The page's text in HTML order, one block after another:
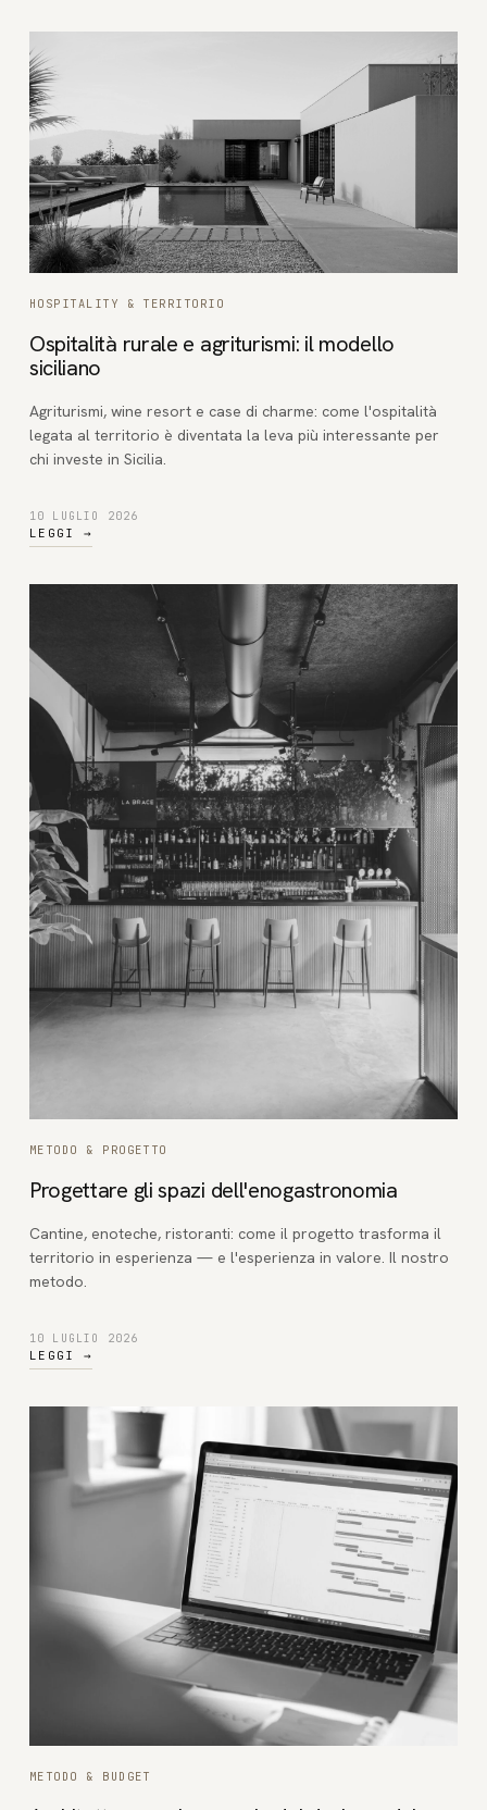
HOSPITALITY & TERRITORIO
Ospitalità rurale e agriturismi: il modello
siciliano
Agriturismi, wine resort e case di charme: come l'ospitalità
legata al territorio è diventata la leva più interessante per
chi investe in Sicilia.
10 LUGLIO 2026
LEGGI →
METODO & PROGETTO
Progettare gli spazi dell'enogastronomia
Cantine, enoteche, ristoranti: come il progetto trasforma il
territorio in esperienza — e l'esperienza in valore. Il nostro
metodo.
10 LUGLIO 2026
LEGGI →
METODO & BUDGET